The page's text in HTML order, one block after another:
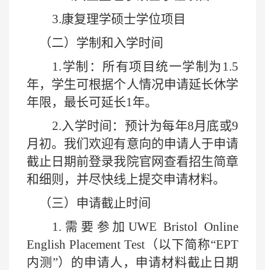
3.康复理学硕士学位项目
（二）学制和入学时间
1.学制：所有项目统一学制为 1.5
年，学生可根据个人情况申请延长休学
年限，最长可延长1年。
2.入学时间：预计为每年8月底或9
月初。我们欢迎有意向的申请人于申请
截止日期前登录我院官网查看招生简章
和细则，并尽快线上提交申请材料。
（三）申请截止时间
1. 需要参加UWE Bristol Online
English Placement Test （以下简称“EPT
内测”）的申请人，申请材料截止日期